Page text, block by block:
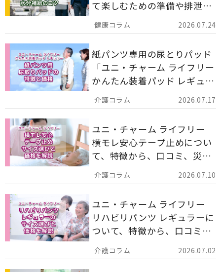
2026.07.24
て楽しむための準備や排泄ケ
ア用品の選び方を解説しま
す。
2026.07.17
紙パンツ専用の尿とりパッド
「ユニ・チャーム ライフリー
かんたん装着パッド レギュラ
ー 計162枚」について解説し
ます。
2026.07.10
ユニ・チャーム ライフリー
横モレ安心テープ止めについ
て、特徴から、口コミ、災害
備蓄としての活用法まで分か
りやすく解説します。
2026.07.02
ユニ・チャーム ライフリー
リハビリパンツ レギュラーに
ついて、特徴から、口コミ、
災害備蓄としての活用法まで
分かりやすく解説します。